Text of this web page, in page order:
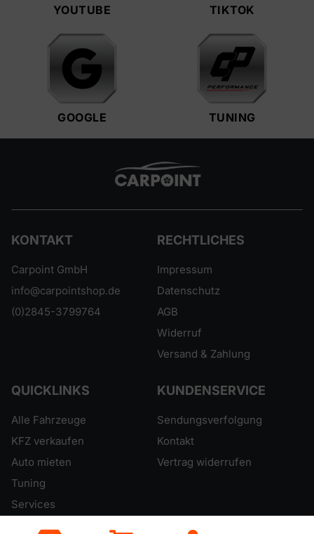
YOUTUBE TIKTOK
GOOGLE TUNING
KONTAKT
Carpoint GmbH
info@carpointshop.de
(0)2845-3799764
RECHTLICHES
Impressum
Datenschutz
AGB
Widerruf
Versand & Zahlung
QUICKLINKS
Alle Fahrzeuge
KFZ verkaufen
Auto mieten
Tuning
Services
KUNDENSERVICE
Sendungsverfolgung
Kontakt
Vertrag widerrufen